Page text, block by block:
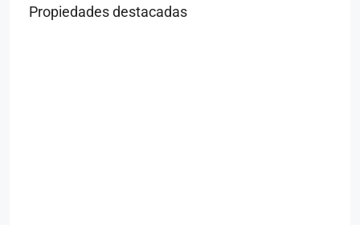
Propiedades destacadas